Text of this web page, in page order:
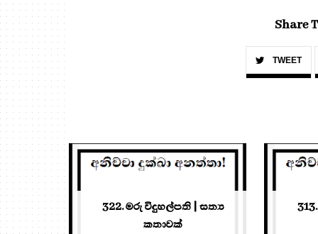
Share
TWEET
322. මරු විදුහල්පති | සත්‍ය
කතාවක්